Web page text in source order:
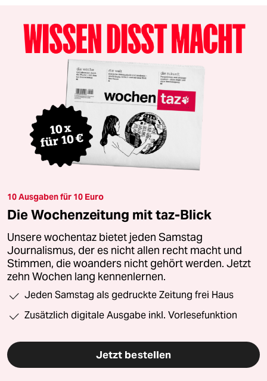
10 Ausgaben für 10 Euro
Die Wochenzeitung mit taz-Blick
Unsere wochentaz bietet jeden Samstag
Journalismus, der es nicht allen recht macht und
Stimmen, die woanders nicht gehört werden. Jetzt
zehn Wochen lang kennenlernen.
Jeden Samstag als gedruckte Zeitung frei Haus
Zusätzlich digitale Ausgabe inkl. Vorlesefunktion
Jetzt bestellen